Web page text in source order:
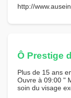
http://
Ô Prestige
Plus de 15 ans
Ouvre à 09:00 "
soin du visage